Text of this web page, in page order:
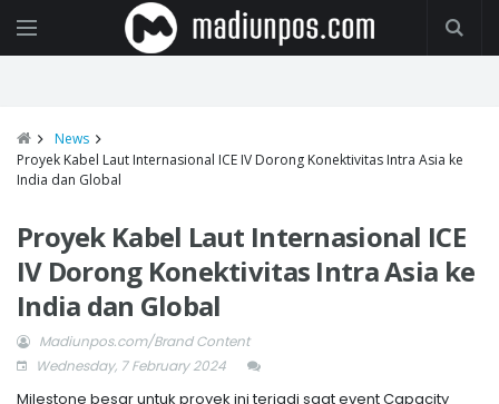
News
Proyek Kabel Laut Internasional ICE IV Dorong Konektivitas Intra Asia ke
India dan Global
Proyek Kabel Laut Internasional ICE
IV Dorong Konektivitas Intra Asia ke
India dan Global
Madiunpos.com/Brand Content
Wednesday, 7 February 2024
Milestone besar untuk proyek ini terjadi saat event Capacity